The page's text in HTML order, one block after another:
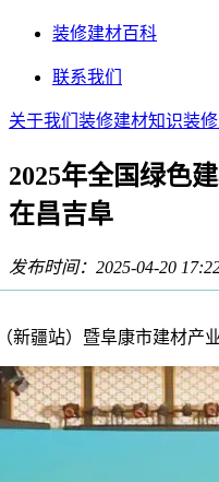
装修建材百科
联系我们
关于我们 装修建材知识装
2025年全国绿色
在昌吉阜
发布时间：2025-04-20
疆站）暨阜康市建材产